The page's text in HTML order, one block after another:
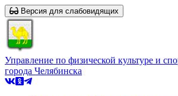
Версия для слабовидящих
Управление по физической культуре и
города Челябинска